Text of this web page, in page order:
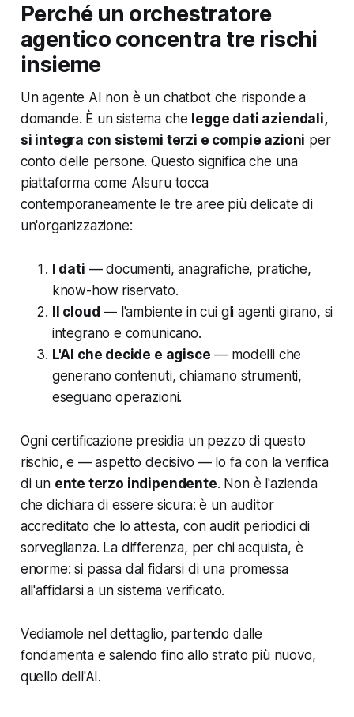
Perché un orchestratore
agentico concentra tre rischi
insieme
Un agente AI non è un chatbot che risponde a
domande. È un sistema che legge dati aziendali,
si integra con sistemi terzi e compie azioni per
conto delle persone. Questo significa che una
piattaforma come AIsuru tocca
contemporaneamente le tre aree più delicate di
un'organizzazione:
I dati — documenti, anagrafiche, pratiche,
know-how riservato.
Il cloud — l'ambiente in cui gli agenti girano, si
integrano e comunicano.
L'AI che decide e agisce — modelli che
generano contenuti, chiamano strumenti,
eseguano operazioni.
Ogni certificazione presidia un pezzo di questo
rischio, e — aspetto decisivo — lo fa con la verifica
di un ente terzo indipendente. Non è l'azienda
che dichiara di essere sicura: è un auditor
accreditato che lo attesta, con audit periodici di
sorveglianza. La differenza, per chi acquista, è
enorme: si passa dalfidarsi di una promessa
all'affidarsi a un sistema verificato.
Vediamole nel dettaglio, partendo dalle
fondamenta e salendo fino allo strato più nuovo,
quello dell'AI.